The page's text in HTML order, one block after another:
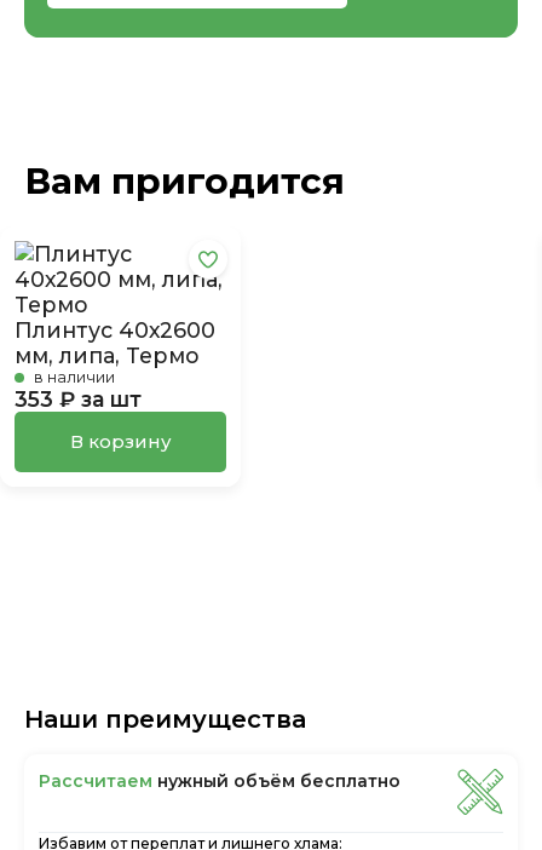
Вам пригодится
Плинтус 40х2600
мм, липа, Термо
в наличии
353 ₽ за шт
В корзину
Наши преимущества
Рассчитаем нужный объём бесплатно
Избавим от переплат и лишнего хлама: